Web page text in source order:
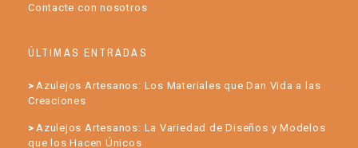
Contacte con nosotros
ÚLTIMAS ENTRADAS
Azulejos Artesanos: Los Materiales que Dan Vida a las
Creaciones
Azulejos Artesanos: La Variedad de Diseños y Modelos
que los Hacen Únicos